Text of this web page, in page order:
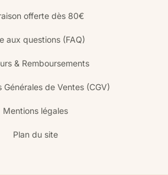
offerte dès 80€
aux questions (FAQ)
& Remboursements
Générales de Ventes (CGV)
Mentions légales
Plan du site